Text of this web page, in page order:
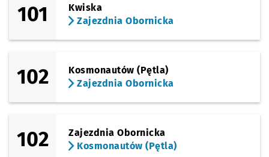
101
Kwiska
Zajezdnia Obornicka
102
Kosmonautów (Pętla)
Zajezdnia Obornicka
102
Zajezdnia Obornicka
Kosmonautów (Pętla)